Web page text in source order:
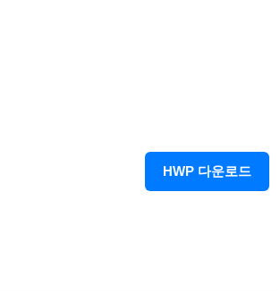
위치및연락처:
A/S수리담장자 및 결
HWP 다운로드